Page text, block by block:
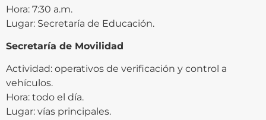
Hora: 7:30 a.m.
Lugar: Secretaría de Educación.
Secretaría de Movilidad
Actividad: operativos de verificación y control a
vehículos.
Hora: todo el día.
Lugar: vías principales.